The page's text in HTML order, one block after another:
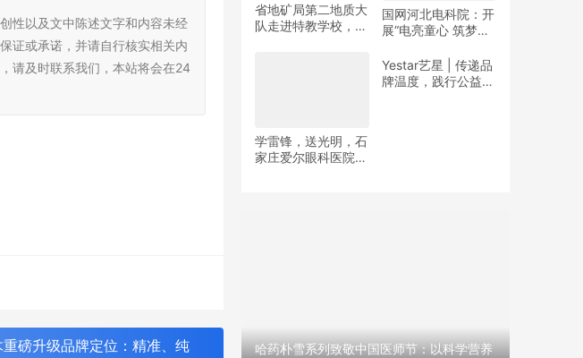
性以及文中陈述文字和内容未经
证或承诺，并请自行核实相关内
请及时联系我们，本站将会在24
磅升级品牌定位：精准、纯
省地矿局第二地质大
队走进特教学校，暖
国网河北电科院：开
展“电亮童心 筑梦未
来”志愿活动
学雷锋，送光明，石
家庄爱尔眼科医院党
支部开展眼健康义诊
Yestar艺星 | 传递品
牌温度，践行公益之
美
130到店！8座长达5米3，定位越野
或90万起售
守护医者健康之美